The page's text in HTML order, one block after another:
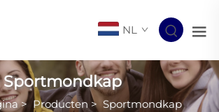
NL
Sportmondkap
> Producten> Sportmondkap